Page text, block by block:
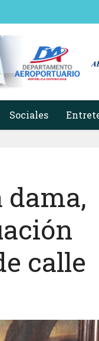
Sociales
calle